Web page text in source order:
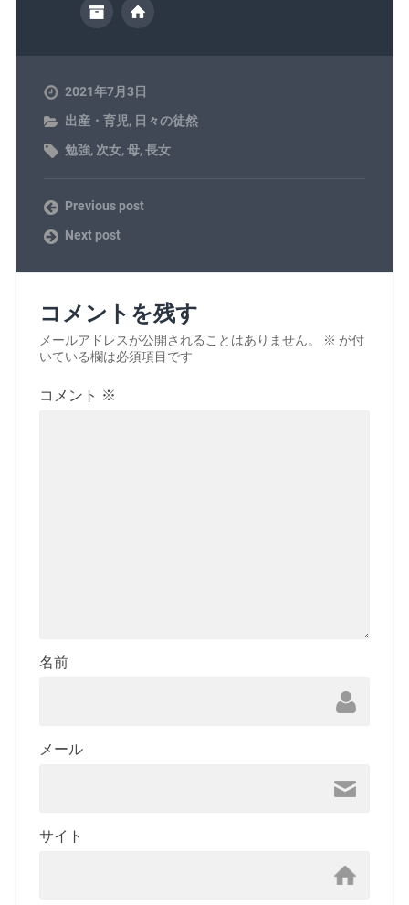
2021年7月3日
出産・育児, 日々の徒然
勉強, 次女,母,長女
Previous post
Next post
コメントを残す
メールアドレスが公開されることはありません。 ※ が付
いている欄は必須項目です
コメント ※
名前
メール
サイト